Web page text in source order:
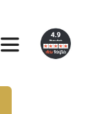
Toggle